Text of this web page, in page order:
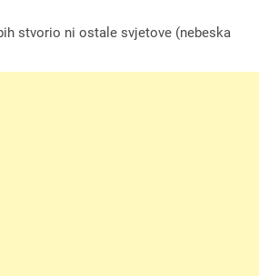
stvorio ni ostale svjetove (nebeska